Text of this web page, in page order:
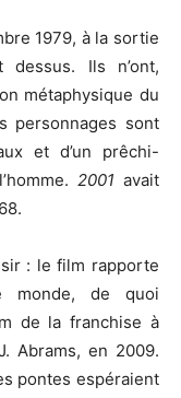
1979, à la sortie
Ils n’ont,
métaphysique du
personnages sont
et d’un prêchi-
2001 avait
: le film rapporte
monde, de quoi
de la franchise à
Abrams, en 2009.
pontes espéraient